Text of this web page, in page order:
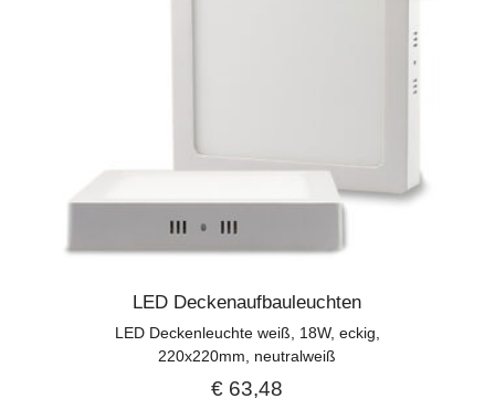
LED Deckenaufbauleuchten
LED Deckenleuchte weiß, 18W, eckig,
220x220mm, neutralweiß
€ 63,48